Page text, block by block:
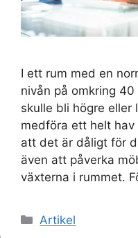
I ett rum med en
nivån på omkring
skulle bli högre eller
medföra ett helt hav
att det är dåligt för
även att påverka
växterna i rummet.
Kategorier
Artikel